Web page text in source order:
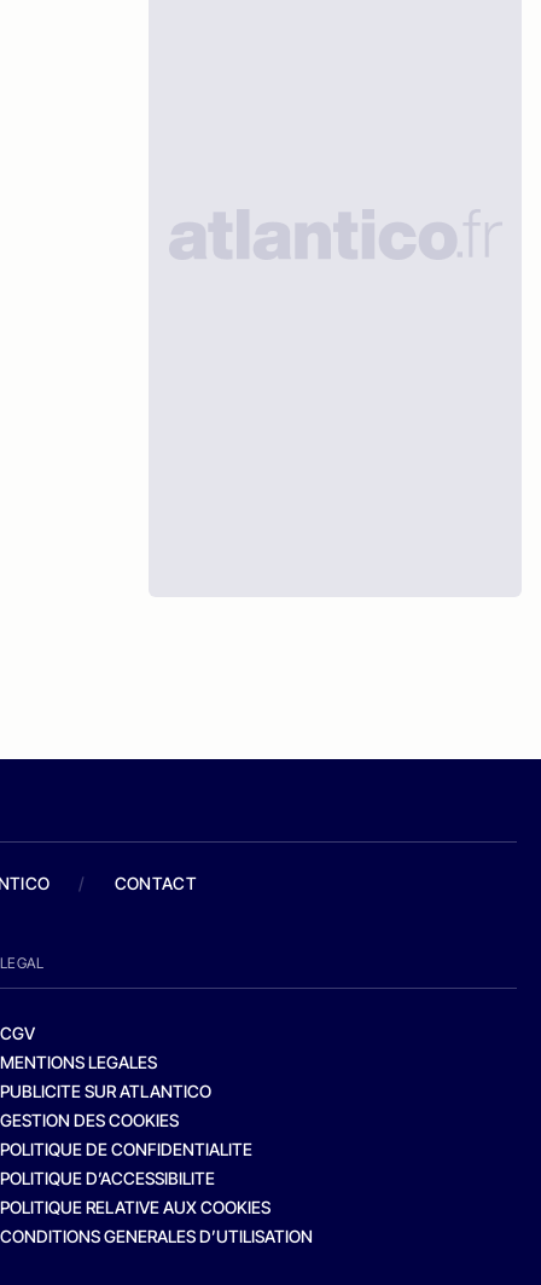
/ CONTACT
LEGAL
CGV
MENTIONS LEGALES
PUBLICITE SUR ATLANTICO
GESTION DES COOKIES
POLITIQUE DE CONFIDENTIALITE
POLITIQUE D’ACCESSIBILITE
POLITIQUE RELATIVE AUX COOKIES
CONDITIONS GENERALES D’UTILISATION